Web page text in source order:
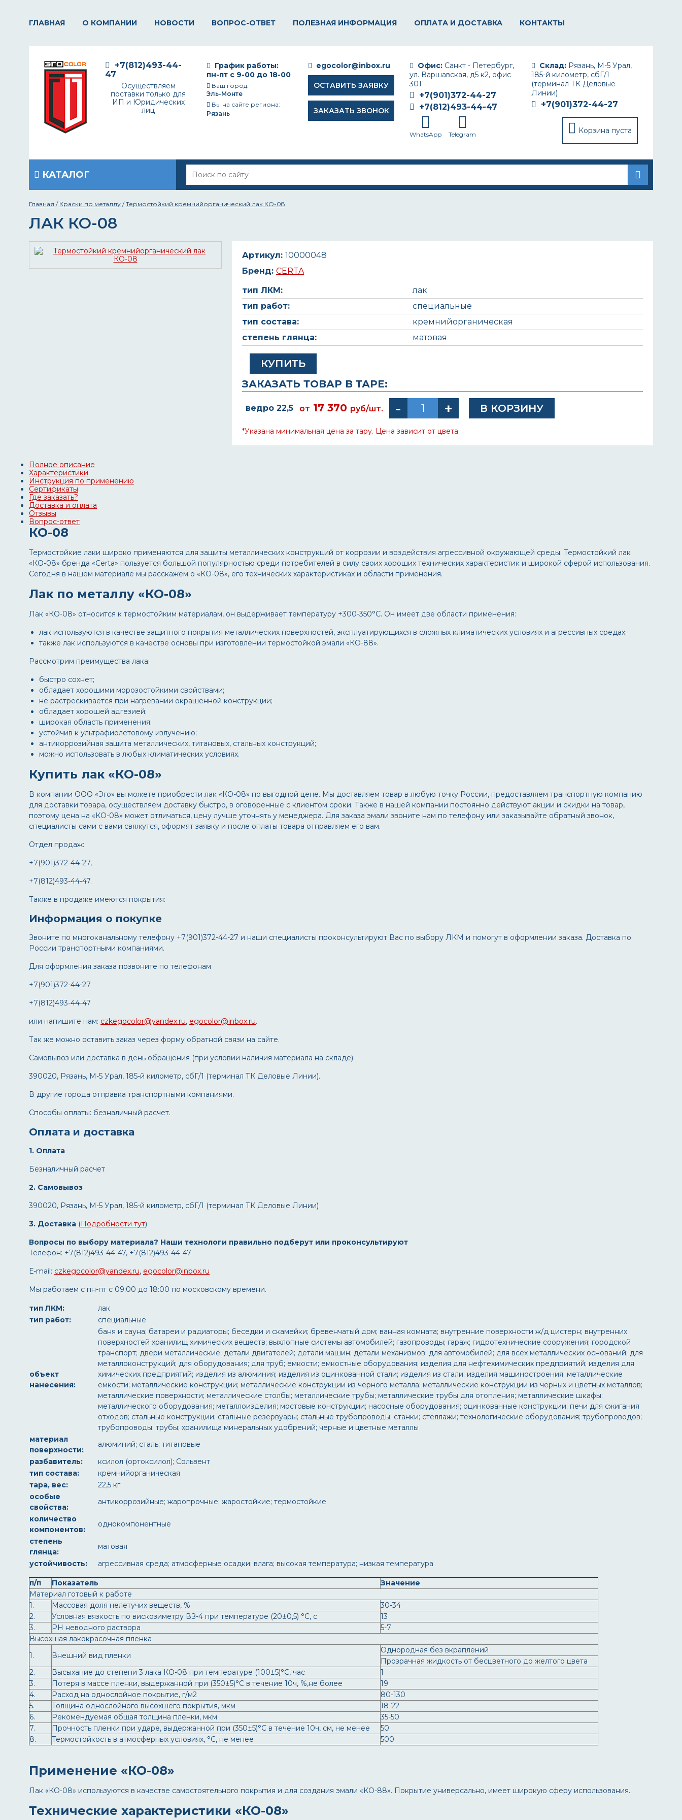
ГЛАВНАЯ О КОМПАНИИ НОВОСТИ ВОПРОС-ОТВЕТ ПОЛЕЗНАЯ ИНФОРМАЦИЯ ОПЛАТА И ДОСТАВКА КОНТАКТЫ
Склад: Рязань, М-5 Урал,
185-й километр, сбГ/1
(терминал ТК Деловые
Линии)
+7(901)372-44-27
Корзина пуста
Офис: Санкт - Петербург,
ул. Варшавская, д5 к2, офис
301
+7(901)372-44-27
+7(812)493-44-47
WhatsApp Telegram
egocolor@inbox.ru
ОСТАВИТЬ ЗАЯВКУ
ЗАКАЗАТЬ ЗВОНОК
График работы:
пн-пт с 9-00 до 18-00
Ваш город:
Эль-Монте
Вы на сайте региона:
Рязань
+7(812)493-44-
47
Осуществляем
поставки только для
ИП и Юридических
лиц
КАТАЛОГ
Главная / Краски по металлу /Термостойкий кремнийорганический лак КО-08
ЛАК КО-08
Артикул: 10000048
Бренд: CERTA
тип ЛКМ:
лак
тип работ:
специальные
тип состава:
кремнийорганическая
степень глянца:
матовая
КУПИТЬ
ЗАКАЗАТЬ ТОВАР В ТАРЕ:
ведро 22,5 от 17 370 руб/шт.
*Указана минимальная цена за тару. Цена зависит от цвета.
Полное описание
Характеристики
Инструкция по применению
Сертификаты
Где заказать?
Доставка и оплата
Отзывы
Вопрос-ответ
КО-08
Термостойкие лаки широко применяются для защиты металлических конструкций от коррозии и воздействия агрессивной окружающей среды. Термостойкий лак
«КО-08» бренда «Certa» пользуется большой популярностью среди потребителей в силу своих хороших технических характеристик и широкой сферой использования.
Сегодня в нашем материале мы расскажем о «КО-08», его технических характеристиках и области применения.
Лак по металлу «КО-08»
Лак «КО-08» относится к термостойким материалам, он выдерживает температуру +300-350°С. Он имеет две области применения:
лак используются в качестве защитного покрытия металлических поверхностей, эксплуатирующихся в сложных климатических условиях и агрессивных средах;
также лак используются в качестве основы при изготовлении термостойкой эмали «КО-88».
Рассмотрим преимущества лака:
быстро сохнет;
обладает хорошими морозостойкими свойствами;
не растрескивается при нагревании окрашенной конструкции;
обладает хорошей адгезией;
широкая область применения;
устойчив к ультрафиолетовому излучению;
антикоррозийная защита металлических, титановых, стальных конструкций;
можно использовать в любых климатических условиях.
Купить лак «КО-08»
В компании ООО «Эго» вы можете приобрести лак «КО-08» по выгодной цене. Мы доставляем товар в любую точку России, предоставляем транспортную компанию
для доставки товара, осуществляем доставку быстро, в оговоренные с клиентом сроки. Также в нашей компании постоянно действуют акции и скидки на товар,
поэтому цена на «КО-08» может отличаться, цену лучше уточнять у менеджера. Для заказа эмали звоните нам по телефону или заказывайте обратный звонок,
специалисты сами с вами свяжутся, оформят заявку и после оплаты товара отправляем его вам.
Отдел продаж:
+7(901)372-44-27,
+7(812)493-44-47.
Также в продаже имеются покрытия:
Информация о покупке
Звоните по многоканальному телефону +7(901)372-44-27 и наши специалисты проконсультируют Вас по выбору ЛКМ и помогут в оформлении заказа. Доставка по
России транспортными компаниями.
Для оформления заказа позвоните по телефонам
+7(901)372-44-27
+7(812)493-44-47
или напишите нам: czkegocolor@yandex.ru, egocolor@inbox.ru.
Так же можно оставить заказ через форму обратной связи на сайте.
Самовывоз или доставка в день обращения (при условии наличия материала на складе):
390020, Рязань, М-5 Урал, 185-й километр, сбГ/1 (терминал ТК Деловые Линии).
В другие города отправка транспортными компаниями.
Способы оплаты: безналичный расчет.
Оплата и доставка
1. Оплата
Безналичный расчет
2. Самовывоз
390020, Рязань, М-5 Урал, 185-й километр, сбГ/1 (терминал ТК Деловые Линии)
3. Доставка (Подробности тут)
Вопросы по выбору материала? Наши технологи правильно подберут или проконсультируют
Телефон: +7(812)493-44-47, +7(812)493-44-47
Е-mail: czkegocolor@yandex.ru, egocolor@inbox.ru
Мы работаем с пн-пт с 09:00 до 18:00 по московскому времени.
тип ЛКМ:
лак
тип работ:
специальные
объект
нанесения:
баня и сауна; батареи и радиаторы; беседки и скамейки; бревенчатый дом; ванная комната; внутренние поверхности ж/д цистерн; внутренних
поверхностей хранилищ химических веществ; выхлопные системы автомобилей; газопроводы; гараж; гидротехнические сооружения; городской
транспорт; двери металлические; детали двигателей; детали машин; детали механизмов; для автомобилей; для всех металлических оснований; для
металлоконструкций; для оборудования; для труб; емкости; емкостные оборудования; изделия для нефтехимических предприятий; изделия для
химических предприятий; изделия из алюминия; изделия из оцинкованной стали; изделия из стали; изделия машиностроения; металлические
емкости; металлические конструкции; металлические конструкции из черного металла; металлические конструкции из черных и цветных металлов;
металлические поверхности; металлические столбы; металлические трубы; металлические трубы для отопления; металлические шкафы;
металлического оборудования; металлоизделия; мостовые конструкции; насосные оборудования; оцинкованные конструкции; печи для сжигания
отходов; стальные конструкции; стальные резервуары; стальные трубопроводы; станки; стеллажи; технологические оборудования; трубопроводов;
трубопроводы; трубы; хранилища минеральных удобрений; черные и цветные металлы
материал
поверхности:
алюминий; сталь; титановые
разбавитель:
ксилол (ортоксилол); Сольвент
тип состава:
кремнийорганическая
тара, вес:
22,5 кг
особые
свойства:
антикоррозийные; жаропрочные; жаростойкие; термостойкие
количество
компонентов:
однокомпонентные
степень
глянца:
матовая
устойчивость:
агрессивная среда; атмосферные осадки; влага; высокая температура; низкая температура
п/п Показатель
Значение
Материал готовый к работе
1.
Массовая доля нелетучих веществ, %
30-34
2.
Условная вязкость по вискозиметру ВЗ-4 при температуре (20±0,5) °С, с
13
3.
РН неводного раствора
5-7
Высохшая лакокрасочная пленка
1.
Внешний вид пленки
Однородная без вкраплений
Прозрачная жидкость от бесцветного до желтого цвета
2.
Высыхание до степени 3 лака КО-08 при температуре (100±5)°С, час
1
3.
Потеря в массе пленки, выдержанной при (350±5)°С в течение 10ч, %,не более
19
4.
Расход на однослойное покрытие, г/м2
80-130
5.
Толщина однослойного высохшего покрытия, мкм
18-22
6.
Рекомендуемая общая толщина пленки, мкм
35-50
7.
Прочность пленки при ударе, выдержанной при (350±5)°С в течение 10ч, см, не менее
50
8.
Термостойкость в атмосферных условиях, °С, не менее 500
Применение «КО-08»
Лак «КО-08» используются в качестве самостоятельного покрытия и для создания эмали «КО-88». Покрытие универсально, имеет широкую сферу использования.
Технические характеристики «КО-08»